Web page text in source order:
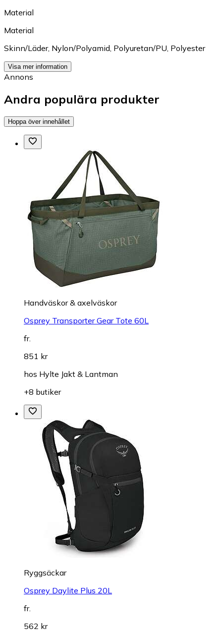
Material
Material
Skinn/Läder, Nylon/Polyamid Polyuretan/PU Polyester
Visa mer information
Annons
Andra populära produkter
Hoppa över innehållet
Handväskor & axelväskor
Osprey Transporter Gear Tote 60L
fr.
851 kr
hos Hylte Jakt & Lantman
+8 butiker
Ryggsäckar
Osprey Daylite Plus 20L
fr.
562 kr